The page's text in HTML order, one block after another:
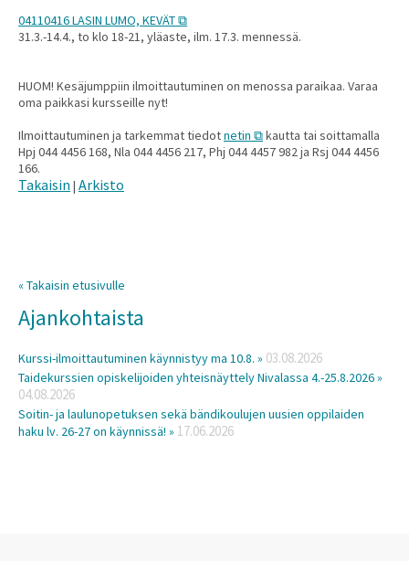
04110416 LASIN LUMO, KEVÄT
31.3.-14.4., to klo 18-21, yläaste, ilm. 17.3. mennessä.
HUOM! Kesäjumppiin ilmoittautuminen on menossa paraikaa. Varaa
oma paikkasi kursseille nyt!
Ilmoittautuminen ja tarkemmat tiedotnetin
kautta tai soittamalla
Hpj 044 4456 168, Nla 044 4456 217, Phj 044 4457 982 ja Rsj 044 4456
166.
Takaisin | Arkisto
« Takaisin etusivulle
Ajankohtaista
Kurssi-ilmoittautuminen käynnistyy ma 10.8. » 03.08.2026
Taidekurssien opiskelijoiden yhteisnäyttely Nivalassa 4.-25.8.2026 »
04.08.2026
Soitin- ja laulunopetuksen sekä bändikoulujen uusien oppilaiden
haku lv. 26-27 on käynnissä! » 17.06.2026